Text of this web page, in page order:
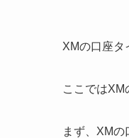
XMの口座タ
ここではXM
まず、XM